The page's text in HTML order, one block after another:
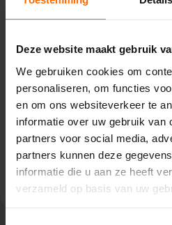
Deze website maakt gebruik
We gebruiken cookies om
personaliseren, om functies
en om ons websiteverkeer te
informatie over uw gebruik van
partners voor social media,
partners kunnen deze
informatie die u aan ze heeft
verzameld op basis van uw
Naarden – Van
Energiestraat 27,
0513335000
Selecteren als mijn
Bekijk vestiging info